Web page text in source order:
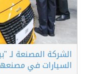
الشركة المصنعة لـ
السيارات في مصنعها